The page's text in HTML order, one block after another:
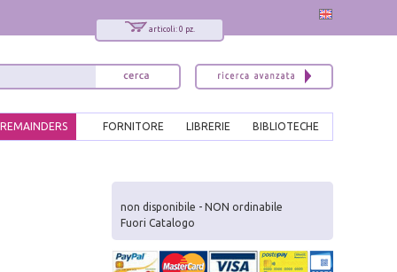
articoli: 0 pz.
BIBLIOTECHE
LIBRERIE
FORNITORE
REMAINDERS
non disponibile - NON ordinabile
Fuori Catalogo
x
Interessato ai nostri libri?
Allora iscriviti alla nostra newsletter!
Sarai informato delle nostre novità, potrai
comunque cancellarti quando desideri.